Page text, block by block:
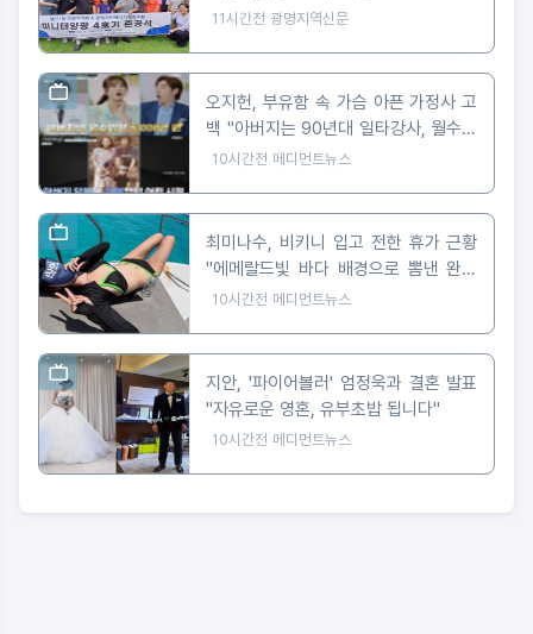
11시간전 광명지역신문
오지헌, 부유함 속 가슴 아픈 가정사 고
백 "아버지는 90년대 일타강사, 월수입
5천만 원"
10시간전 메디먼트뉴스
최미나수, 비키니 입고 전한 휴가 근황
"에메랄드빛 바다 배경으로 뽐낸 완벽
피지컬"
10시간전 메디먼트뉴스
지안, '파이어볼러' 엄정욱과 결혼 발표
"자유로운 영혼, 유부초밥 됩니다"
10시간전 메디먼트뉴스